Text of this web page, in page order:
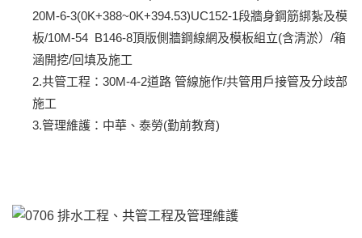
20M-6-3(0K+388~0K+394.53)UC152-1段牆身鋼筋綁紮及模
板/10M-54 B146-8頂版側牆鋼線網及模板組立(含清淤）/箱
涵開挖/回填及施工
2.共管工程：30M-4-2道路 管線施作/共管用戶接管及分歧部
施工
3.管理維護：中華、泰勞(勤前教育)